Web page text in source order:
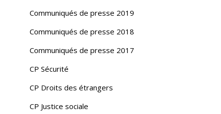
Communiqués de presse 2019
Communiqués de presse 2018
Communiqués de presse 2017
CP Sécurité
CP Droits des étrangers
CP Justice sociale